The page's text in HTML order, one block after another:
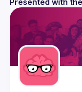
Presented with